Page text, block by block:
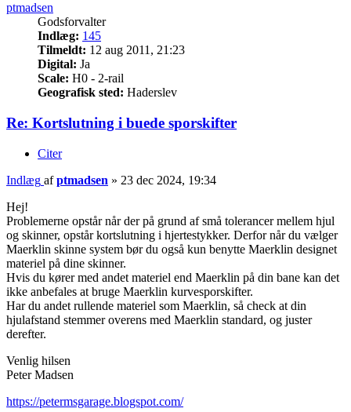
ptmadsen
Godsforvalter
Indlæg: 145
Tilmeldt: 12 aug 2011, 21:23
Digital: Ja
Scale: H0 - 2-rail
Geografisk sted: Haderslev
Re: Kortslutning i buede sporskifter
Citer
Indlæg afptmadsen » 23 dec 2024, 19:34
Hej!
Problemerne opstår når der på grund af små tolerancer mellem hjul
og skinner, opstår kortslutning i hjertestykker. Derfor når du vælger
Maerklin skinne system bør du også kun benytte Maerklin designet
materiel på dine skinner.
Hvis du kører med andet materiel end Maerklin på din bane kan det
ikke anbefales at bruge Maerklin kurvesporskifter.
Har du andet rullende materiel som Maerklin, så check at din
hjulafstand stemmer overens med Maerklin standard, og juster
derefter.
Venlig hilsen
Peter Madsen
https://petermsgarage.blogspot.com/